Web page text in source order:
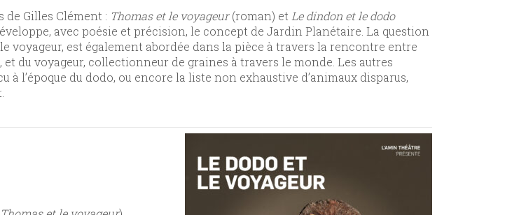
Gilles Clément : Thomas et le voyageur(roman) et Le dindon et le dodo
avec poésie et précision, le concept de Jardin Planétaire. La question
voyageur, est également abordée dans la pièce à travers la rencontre entre
du voyageur, collectionneur de graines à travers le monde. Les autres
l’époque du dodo, ou encore la liste non exhaustive d’animaux disparus,